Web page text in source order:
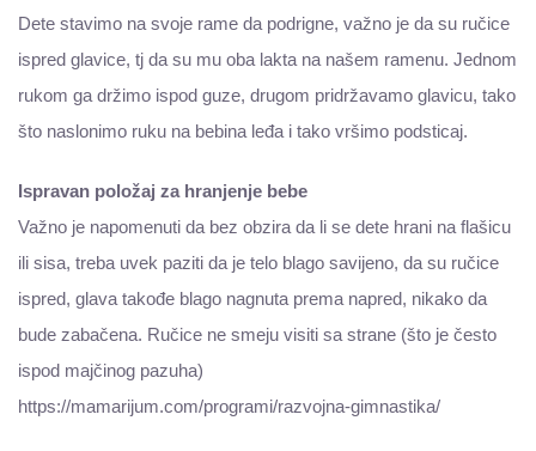
Dete stavimo na svoje rame da podrigne, važno je da su ručice
ispred glavice, tj da su mu oba lakta na našem ramenu. Jednom
rukom ga držimo ispod guze, drugom pridržavamo glavicu, tako
što naslonimo ruku na bebina leđa i tako vršimo podsticaj.
Ispravan položaj za hranjenje bebe
Važno je napomenuti da bez obzira da li se dete hrani na flašicu
ili sisa, treba uvek paziti da je telo blago savijeno, da su ručice
ispred, glava takođe blago nagnuta prema napred, nikako da
bude zabačena. Ručice ne smeju visiti sa strane (što je često
ispod majčinog pazuha)
https://mamarijum.com/programi/razvojna-gimnastika/